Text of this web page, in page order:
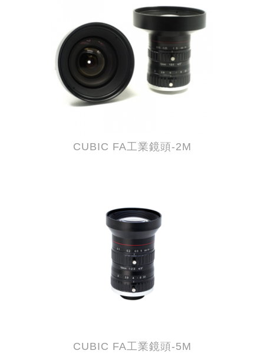
CUBIC FA工業鏡頭-2M
CUBIC FA工業鏡頭-5M